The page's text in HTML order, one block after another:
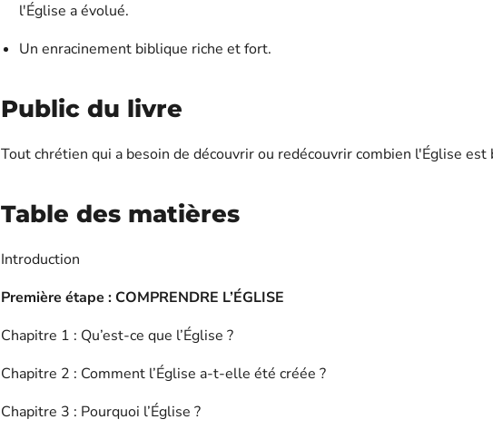
l'Église a évolué.
Un enracinement biblique riche et fort.
Public du livre
Tout chrétien qui a besoin de découvrir ou redécouvrir combien l'Église est
Table des matières
Introduction
Première étape : COMPRENDRE L’ÉGLISE
Chapitre 1 : Qu’est-ce que l’Église ?
Chapitre 2 : Comment l’Église a-t-elle été créée ?
Chapitre 3 : Pourquoi l’Église ?